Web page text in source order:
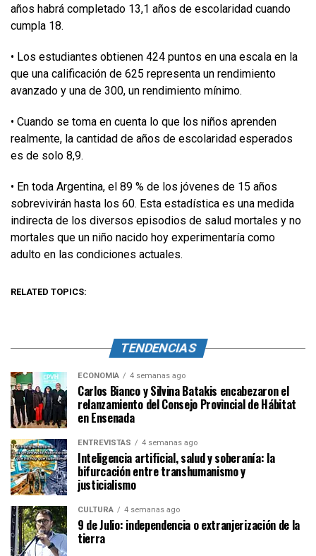
años habrá completado 13,1 años de escolaridad cuando
cumpla 18.
• Los estudiantes obtienen 424 puntos en una escala en la
que una calificación de 625 representa un rendimiento
avanzado y una de 300, un rendimiento mínimo.
• Cuando se toma en cuenta lo que los niños aprenden
realmente, la cantidad de años de escolaridad esperados
es de solo 8,9.
• En toda Argentina, el 89 % de los jóvenes de 15 años
sobrevivirán hasta los 60. Esta estadística es una medida
indirecta de los diversos episodios de salud mortales y no
mortales que un niño nacido hoy experimentaría como
adulto en las condiciones actuales.
RELATED TOPICS:
TENDENCIAS
ECONOMÍA 4 semanas ago
Carlos Bianco y Silvina Batakis encabezaron el
relanzamiento del Consejo Provincial de Hábitat
en Ensenada
ENTREVISTAS 4 semanas ago
Inteligencia artificial, salud y soberanía: la
bifurcación entre transhumanismo y
justicialismo
CULTURA 4 semanas ago
9 de Julio: independencia o extranjerización de la
tierra